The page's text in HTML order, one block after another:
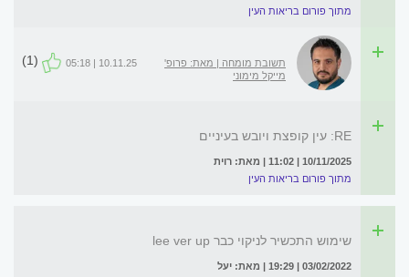
מתוך פורום בריאות העין
תשובת מומחה | מאת: פרופ'
מייקל מימוני
10.11.25 | 05:18
(1)
RE: עין קופצת ויובש בעיניים
10/11/2025 | 11:02 | מאת: רוית
מתוך פורום בריאות העין
שימוש התכשיר לניקוי כבר lee ver up
03/02/2022 | 19:29 | מאת: יעל